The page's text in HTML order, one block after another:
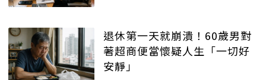
退休第一天就崩潰！60歲男對
著超商便當懷疑人生「一切好
安靜」